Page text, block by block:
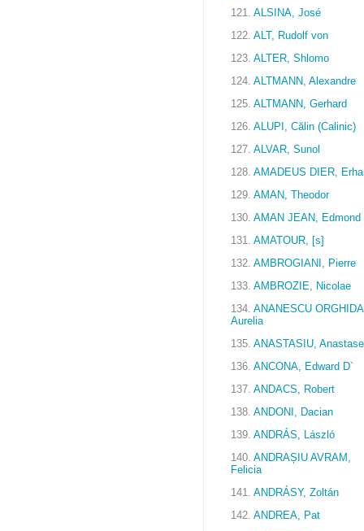
121. ALSINA, José
122. ALT, Rudolf von
123. ALTER, Shlomo
124. ALTMANN, Alexandre
125. ALTMANN, Gerhard
126. ALUPI, Călin (Calinic)
127. ALVAR, Sunol
128. AMADEUS DIER,
129. AMAN, Theodor
130. AMAN JEAN, Edmond
131. AMATOUR, [s]
132. AMBROGIANI, Pierre
133. AMBROZIE, Nicolae
134. ANANESCU
Aurelia
135. ANASTASIU, Anastase
136. ANCONA, Edward D`
137. ANDACS, Robert
138. ANDONI, Dacian
139. ANDRÁS, László
140. ANDRAȘIU AVRAM,
Felicia
141. ANDRÁSY, Zoltán
142. ANDREA, Pat